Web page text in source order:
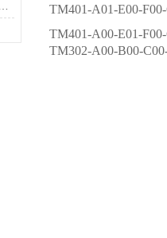
TM401-A01-E00-
TM401-A00-E01-
TM302-A00-B00-